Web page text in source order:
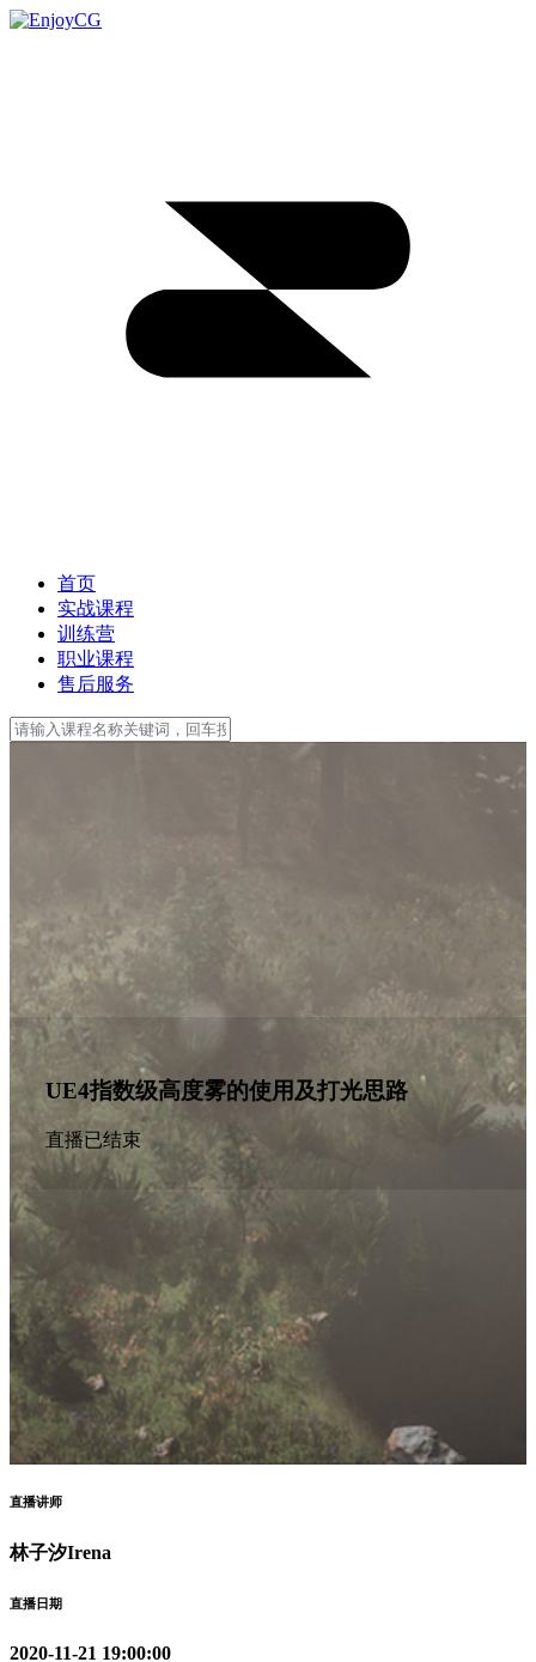
首页
实战课程
训练营
职业课程
售后服务
UE4指数级高度雾的使用及打光思路
直播已结束
直播讲师
林子汐Irena
直播日期
2020-11-21 19:00:00